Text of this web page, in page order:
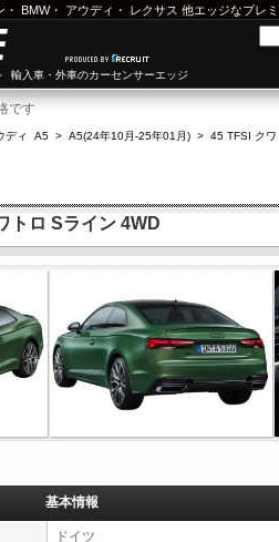
・ BMW・ アウディ ・ レクサス 他エッジなプレ
輸入車・外車のカーセンサーエッジ
です
ディ A5 > A5(24年10月-25年01月) > 45 TFSI クワ
トロ Sライン 4WD
基本情報
ドイツ